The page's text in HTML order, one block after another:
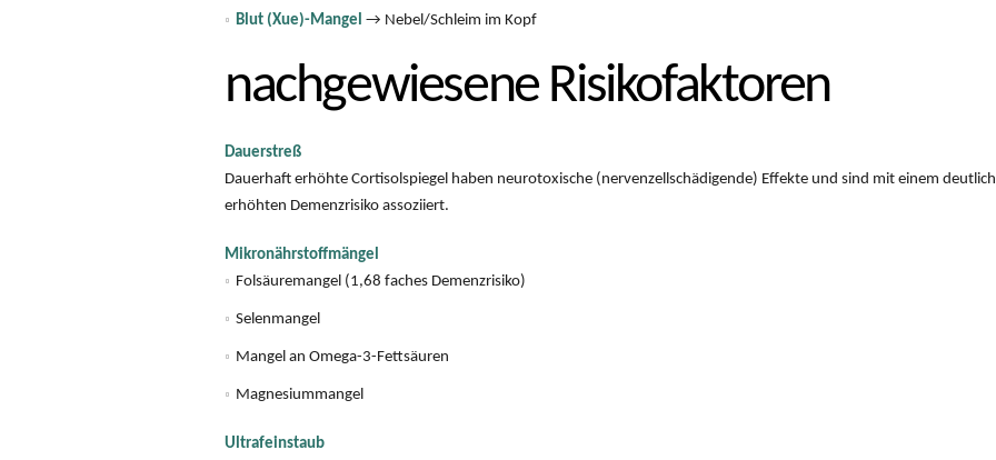
Blut (Xue)-Mangel → Nebel/Schleim im Kopf
nachgewiesene Risikofaktoren
Dauerstreß
Dauerhaft erhöhte Cortisolspiegel haben neurotoxische (nervenzellschädigende) Effekte und sind mit einem deutlich
erhöhten Demenzrisiko assoziiert.
Mikronährstoffmängel
Folsäuremangel (1,68 faches Demenzrisiko)
Selenmangel
Mangel an Omega-3-Fettsäuren
Magnesiummangel
Ultrafeinstaub